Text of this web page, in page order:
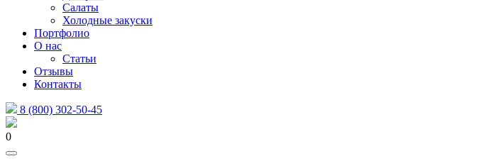
Салаты
Холодные закуски
Портфолио
О нас
Статьи
Отзывы
Контакты
8 (800) 302-50-45
0